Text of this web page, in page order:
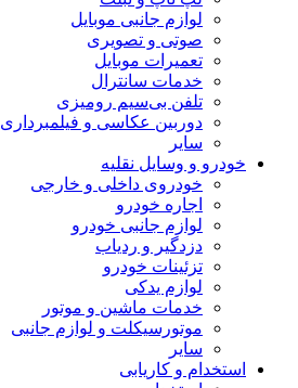
لوازم جانبی موبایل
صوتی و تصویری
تعمیرات موبایل
خدمات سانترال
تلفن بی‌سیم رومیزی
دوربین عکاسی و فیلمبرداری
سایر
خودرو و وسایل نقلیه
خودروی داخلی و خارجی
اجاره خودرو
لوازم جانبی خودرو
دزدگیر و ردیاب
تزئینات خودرو
لوازم یدکی
خدمات ماشین و موتور
موتورسیکلت و لوازم جانبی
سایر
استخدام و کاریابی